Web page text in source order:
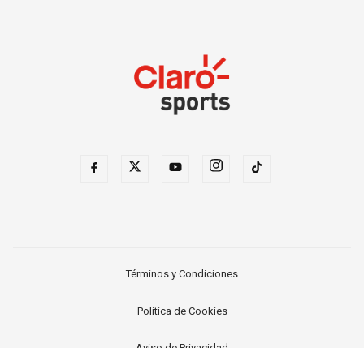
Términos y Condiciones
Política de Cookies